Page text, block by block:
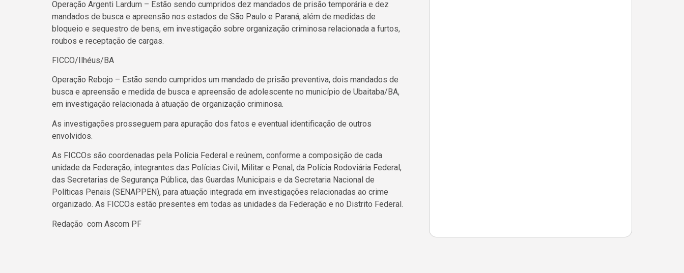
Operação Argenti Lardum – Estão sendo cumpridos dez mandados de prisão temporária e dez
mandados de busca e apreensão nos estados de São Paulo e Paraná, além de medidas de
bloqueio e sequestro de bens, em investigação sobre organização criminosa relacionada a furtos,
roubos e receptação de cargas.
FICCO/Ilhéus/BA
Operação Rebojo – Estão sendo cumpridos um mandado de prisão preventiva, dois mandados de
busca e apreensão e medida de busca e apreensão de adolescente no município de Ubaitaba/BA,
em investigação relacionada à atuação de organização criminosa.
As investigações prosseguem para apuração dos fatos e eventual identificação de outros
envolvidos.
As FICCOs são coordenadas pela Polícia Federal e reúnem, conforme a composição de cada
unidade da Federação, integrantes das Polícias Civil, Militar e Penal, da Polícia Rodoviária Federal,
das Secretarias de Segurança Pública, das Guardas Municipais e da Secretaria Nacional de
Políticas Penais (SENAPPEN), para atuação integrada em investigações relacionadas ao crime
organizado. As FICCOs estão presentes em todas as unidades da Federação e no Distrito Federal.
Redação com Ascom PF